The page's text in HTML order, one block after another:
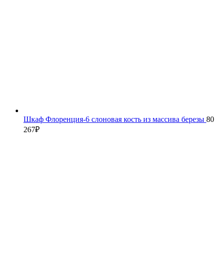
Шкаф Флоренция-6 слоновая кость из массива березы 80
267₽